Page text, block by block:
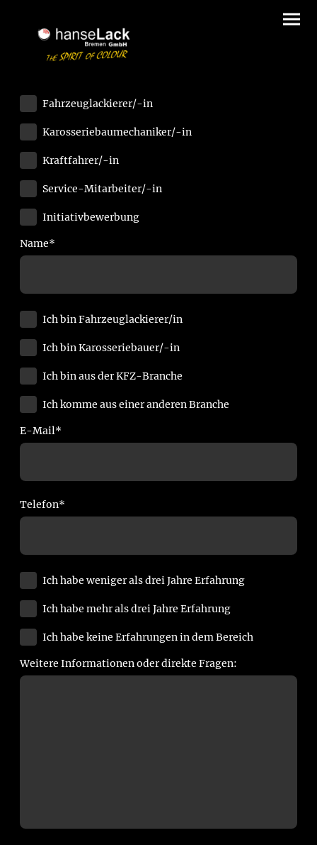
Fahrzeuglackierer/-in
Karosseriebaumechaniker/-in
Kraftfahrer/-in
Service-Mitarbeiter/-in
Initiativbewerbung
Name*
Ich bin Fahrzeuglackierer/in
Ich bin Karosseriebauer/-in
Ich bin aus der KFZ-Branche
Ich komme aus einer anderen Branche
E-Mail*
Telefon*
Ich habe weniger als drei Jahre Erfahrung
Ich habe mehr als drei Jahre Erfahrung
Ich habe keine Erfahrungen in dem Bereich
Weitere Informationen oder direkte Fragen: